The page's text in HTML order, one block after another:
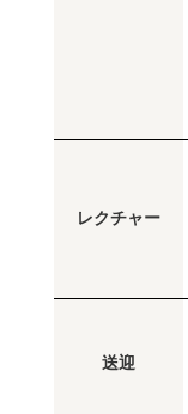
レクチャー
送迎